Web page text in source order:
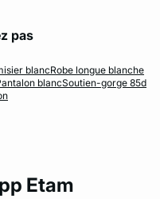
pas
blancRobe longue blanche
blancSoutien-gorge 85d
Etam